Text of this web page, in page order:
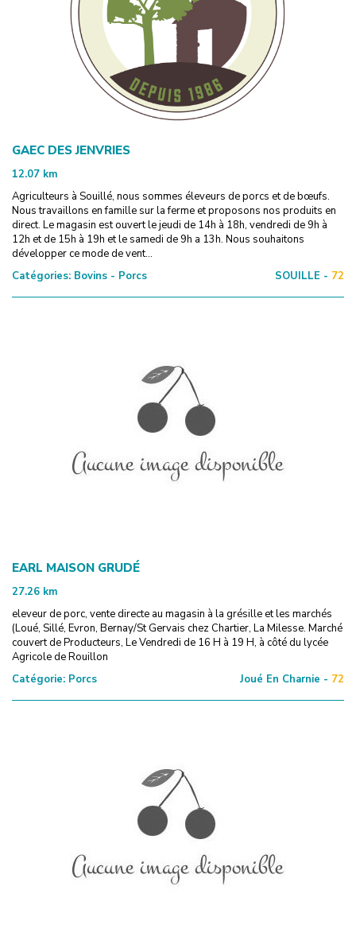
GAEC DES JENVRIES
12.07 km
Agriculteurs à Souillé, nous sommes éleveurs de porcs et de bœufs.
Nous travaillons en famille sur la ferme et proposons nos produits en
direct. Le magasin est ouvert le jeudi de 14h à 18h, vendredi de 9h à
12h et de 15h à 19h et le samedi de 9h a 13h. Nous souhaitons
développer ce mode de vent...
Catégories: Bovins - Porcs SOUILLE - 72
EARL MAISON GRUDÉ
27.26 km
eleveur de porc, vente directe au magasin à la grésille et les marchés
(Loué, Sillé, Evron, Bernay/St Gervais chez Chartier, La Milesse. Marché
couvert de Producteurs, Le Vendredi de 16 H à 19 H, à côté du lycée
Agricole de Rouillon
Catégorie: Porcs Joué En Charnie - 72